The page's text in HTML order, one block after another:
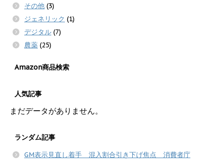
その他 (3)
ジェネリック (1)
デジタル (7)
農薬 (25)
Amazon商品検索
人気記事
まだデータがありません。
ランダム記事
GM表示見直し着手 混入割合引き下げ焦点 消費者庁